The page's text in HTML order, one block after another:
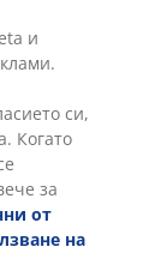
и
си,
Когато
за
от
на